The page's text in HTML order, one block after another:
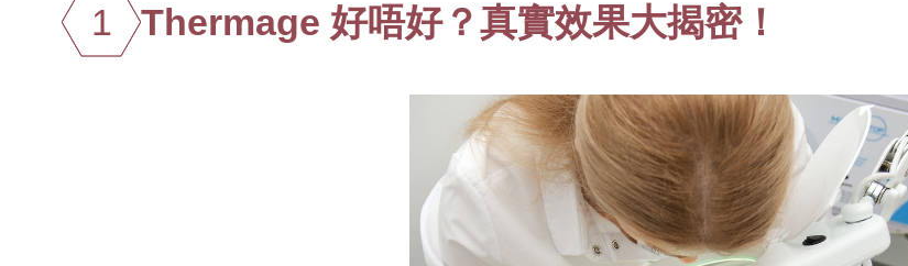
1 Thermage 好唔好？真實效果大揭密！